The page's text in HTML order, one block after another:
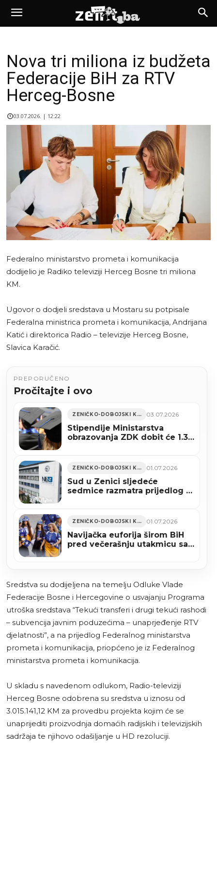
Nova tri miliona iz budžeta
Federacije BiH za RTV
Herceg-Bosne
03.07.2026. | 12:22
Federalno ministarstvo prometa i komunikacija
dodijelio je Radiko televiziji Herceg Bosne tri miliona
KM.
Ugovor o dodjeli sredstava u Mostaru su potpisale
Federalna ministrica prometa i komunikacija, Andrijana
Katić i direktorica Radio – televizije Herceg Bosne,
Slavica Karačić.
PREPORUČENO
Pročitajte i ovo
ZENIČKO-DOBOJSKI KANTON 03.07.2026
Stipendije Ministarstva
obrazovanja ZDK dobit će 1.311
ZENIČKO-DOBOJSKI KANTON 01.07.2026
Sud u Zenici sljedeće
sedmice razmatra prijedlog o
ZENIČKO-DOBOJSKI KANTON 01.07.2026
Navijačka euforija širom BiH
pred večerašnju utakmicu sa
Sredstva su dodijeljena na temelju Odluke Vlade
Federacije Bosne i Hercegovine o usvajanju Programa
utroška sredstava “Tekući transferi i drugi tekući rashodi
– subvencija javnim poduzećima – unaprjeđenje RTV
djelatnosti”, a na prijedlog Federalnog ministarstva
prometa i komunikacija, priopćeno je iz Federalnog
ministarstva prometa i komunikacija.
U skladu s navedenom odlukom, Radio-televiziji
Herceg Bosne odobrena su sredstva u iznosu od
3.015.141,12 KM za provedbu projekta kojim će se
unaprijediti proizvodnja domaćih radijskih i televizijskih
sadržaja te njihovo odašiljanje u HD rezoluciji.